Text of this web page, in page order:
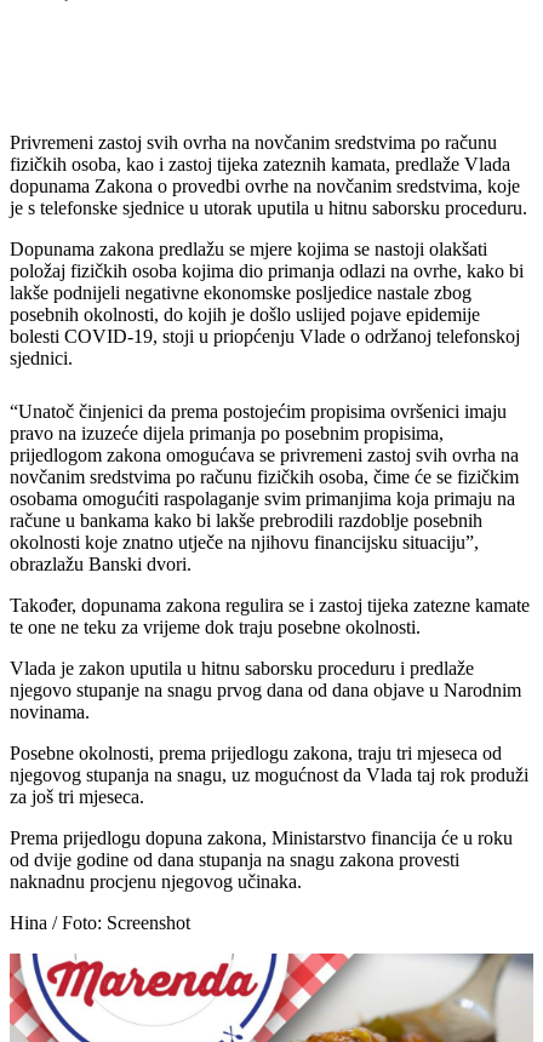
Privremeni zastoj svih ovrha na novčanim sredstvima po računu
fizičkih osoba, kao i zastoj tijeka zateznih kamata, predlaže Vlada
dopunama Zakona o provedbi ovrhe na novčanim sredstvima, koje
je s telefonske sjednice u utorak uputila u hitnu saborsku proceduru.
Dopunama zakona predlažu se mjere kojima se nastoji olakšati
položaj fizičkih osoba kojima dio primanja odlazi na ovrhe, kako bi
lakše podnijeli negativne ekonomske posljedice nastale zbog
posebnih okolnosti, do kojih je došlo uslijed pojave epidemije
bolesti COVID-19, stoji u priopćenju Vlade o održanoj telefonskoj
sjednici.
“Unatoč činjenici da prema postojećim propisima ovršenici imaju
pravo na izuzeće dijela primanja po posebnim propisima,
prijedlogom zakona omogućava se privremeni zastoj svih ovrha na
novčanim sredstvima po računu fizičkih osoba, čime će se fizičkim
osobama omogućiti raspolaganje svim primanjima koja primaju na
račune u bankama kako bi lakše prebrodili razdoblje posebnih
okolnosti koje znatno utječe na njihovu financijsku situaciju”,
obrazlažu Banski dvori.
Također, dopunama zakona regulira se i zastoj tijeka zatezne kamate
te one ne teku za vrijeme dok traju posebne okolnosti.
Vlada je zakon uputila u hitnu saborsku proceduru i predlaže
njegovo stupanje na snagu prvog dana od dana objave u Narodnim
novinama.
Posebne okolnosti, prema prijedlogu zakona, traju tri mjeseca od
njegovog stupanja na snagu, uz mogućnost da Vlada taj rok produži
za još tri mjeseca.
Prema prijedlogu dopuna zakona, Ministarstvo financija će u roku
od dvije godine od dana stupanja na snagu zakona provesti
naknadnu procjenu njegovog učinaka.
Hina / Foto: Screenshot